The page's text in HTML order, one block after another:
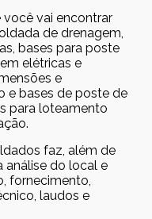
vai encontrar
de drenagem,
bases para poste
elétricas e
e
e bases de poste de
para loteamento
faz, além de
análise do local e
fornecimento,
laudos e